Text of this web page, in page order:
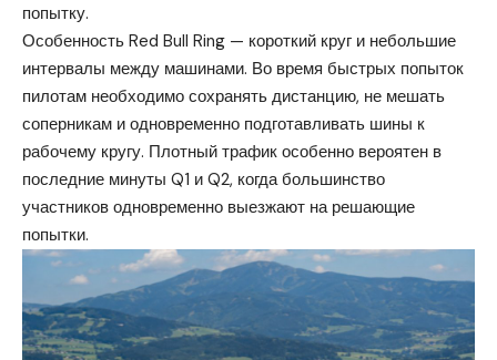
попытку.
Особенность Red Bull Ring — короткий круг и небольшие
интервалы между машинами. Во время быстрых попыток
пилотам необходимо сохранять дистанцию, не мешать
соперникам и одновременно подготавливать шины к
рабочему кругу. Плотный трафик особенно вероятен в
последние минуты Q1 и Q2, когда большинство
участников одновременно выезжают на решающие
попытки.